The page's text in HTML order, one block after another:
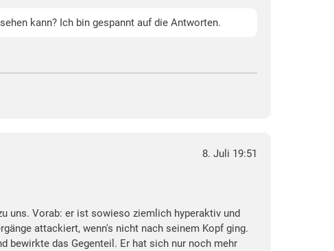
kann? Ich bin gespannt auf die Antworten.
8. Juli 19:51
uns. Vorab: er ist sowieso ziemlich hyperaktiv und
attackiert, wenn's nicht nach seinem Kopf ging.
bewirkte das Gegenteil. Er hat sich nur noch mehr